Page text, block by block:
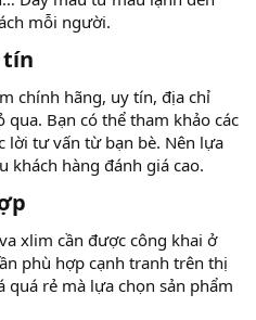
mỗi người.
tín​
chính hãng, uy tín, địa chỉ
Bạn có thể tham khảo các
lời tư vấn từ bạn bè. Nên lựa
khách hàng đánh giá cao.
xlim cần được công khai ở
phù hợp cạnh tranh trên thị
rẻ mà lựa chọn sản phẩm